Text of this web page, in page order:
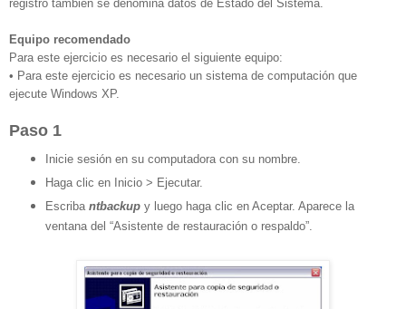
registro también se denomina datos de Estado del Sistema.
Equipo recomendado
Para este ejercicio es necesario el siguiente equipo:
• Para este ejercicio es necesario un sistema de computación que
ejecute Windows XP.
Paso 1
Inicie sesión en su computadora con su nombre.
Haga clic en Inicio > Ejecutar.
Escriba ntbackupy luego haga clic en Aceptar. Aparece la
ventana del “Asistente de restauración o respaldo”.